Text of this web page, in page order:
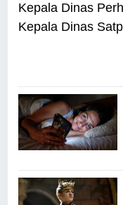
Kepala Dinas
Kepala Dinas